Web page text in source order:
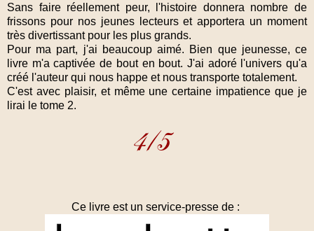
Sans faire réellement peur, l'histoire donnera nombre de
frissons pour nos jeunes lecteurs et apportera un moment
très divertissant pour les plus grands.
Pour ma part, j'ai beaucoup aimé. Bien que jeunesse, ce
livre m'a captivée de bout en bout. J'ai adoré l'univers qu'a
créé l'auteur qui nous happe et nous transporte totalement.
C'est avec plaisir, et même une certaine impatience que je
lirai le tome 2.
Ce livre est un service-presse de :